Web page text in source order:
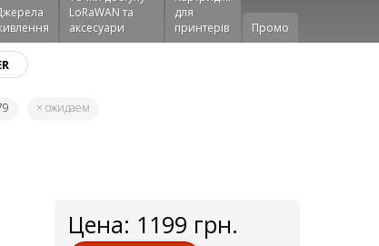
LoRaWAN та
аксесуари
для
принтерів
Промо
× ожидаем
Цена: 1199 грн.